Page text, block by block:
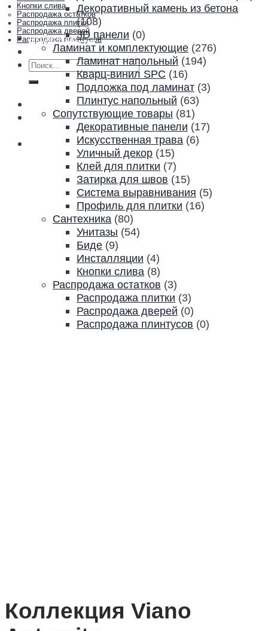
Кнопки слива
Распродажа остатков
Распродажа плитки
Распродажа дверей
Распродажа плинтусов
Акции и скидки
Контакты
Искать:
Декоративный камень из бетона
(108)
3D панели (0)
Ламинат и комплектующие (276)
Ламинат напольный (194)
Кварц-винил SPC (16)
Подложка под ламинат (3)
Плинтус напольный (63)
Сопутствующие товары (81)
Декоративные панели (17)
Искусственная трава (6)
Уличный декор (15)
Клей для плитки (7)
Затирка для швов (15)
Система выравнивания (5)
Профиль для плитки (16)
Сантехника (80)
Унитазы (54)
Биде (9)
Инсталляции (4)
Кнопки слива (8)
Распродажа остатков (3)
Распродажа плитки (3)
Распродажа дверей (0)
Распродажа плинтусов (0)
Коллекция Viano